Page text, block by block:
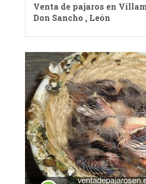
Venta de pajaros en
Don Sancho , León